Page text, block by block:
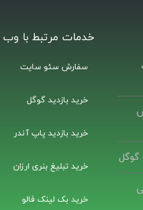
خدمات مرتبط با
سفارش سئو سایت
خرید بازدید گوگل
خرید بازدید پاپ آندر
خرید تبلیغ بنری ارزان
خرید بک لینک فالو